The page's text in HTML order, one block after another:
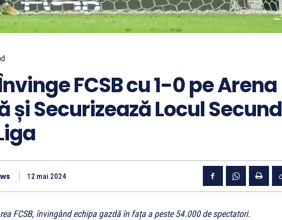
FCSB cu 1-0 pe Arena
și Securizează Locul Secund
12 mai 2024
FCSB, învingând echipa gazdă în fața a peste 54.000 de spectatori.